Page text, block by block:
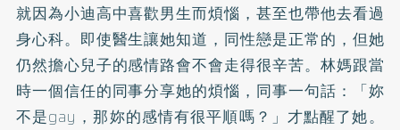
就因為小迪高中喜歡男生而煩惱，甚至也帶他去看過
身心科。即使醫生讓她知道，同性戀是正常的，但她
仍然擔心兒子的感情路會不會走得很辛苦。林媽跟當
時一個信任的同事分享她的煩惱，同事一句話：「妳
不是gay，那妳的感情有很平順嗎？」才點醒了她。